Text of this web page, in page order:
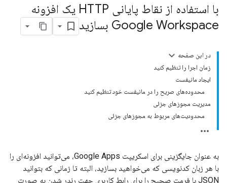
با استفاده از نقاط پایانی HTTP یک افزونه
Google Workspace بسازید
در این صفحه
زمان اجرا را تنظیم کنید
ایجاد مانیفست
محدوده‌های صریح را در مانیفست خود تنظیم کنید
مدیریت مجوزهای جزئی
محدودیت‌های مربوط به مجوزهای جزئی
به عنوان جایگزینی برای اسکریپت Google Apps، می‌توانید افزونه‌ای را
با هر زبان کدنویسی که می‌خواهید بسازید، البته تا زمانی که بتوانید
JSON با فرمت صحیح را برای رابط کاربری جهت رندر شدن به صورت